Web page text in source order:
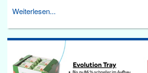
Weiterlesen...